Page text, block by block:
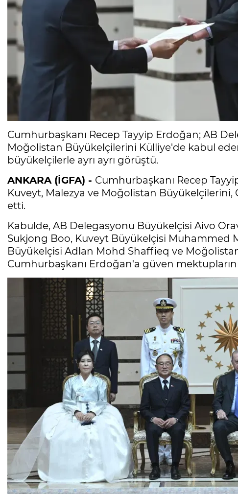
Cumhurbaşkanı Recep Tayyip Erdoğan; AB
Moğolistan Büyükelçilerini Külliye'de kabul
büyükelçilerle ayrı ayrı görüştü.
ANKARA (İGFA) - Cumhurbaşkanı Recep
Kuveyt, Malezya ve Moğolistan Büyükelçilerini,
etti.
Kabulde, AB Delegasyonu Büyükelçisi Aivo
Sukjong Boo, Kuveyt Büyükelçisi Muhammed
Büyükelçisi Adlan Mohd Shaffieq ve
Cumhurbaşkanı Erdoğan'a güven